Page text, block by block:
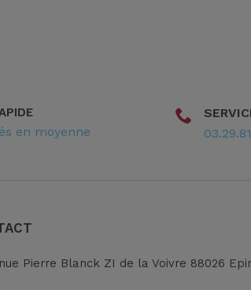
en moyenne
Pierre Blanck ZI de la Voivre 88026